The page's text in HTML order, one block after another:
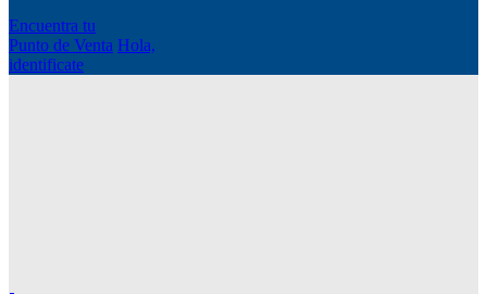
Encuentra tu
Punto de Venta Hola,
identificate